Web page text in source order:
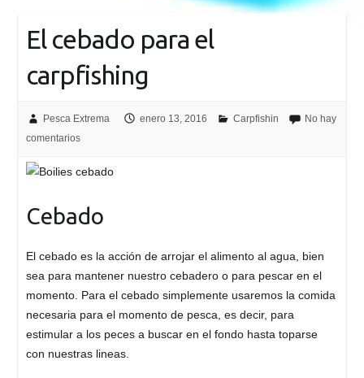
El cebado para el
carpfishing
Pesca Extrema enero 13, 2016 Carpfishin
No hay
comentarios
Cebado
El cebado es la acción de arrojar el alimento al agua, bien
sea para mantener nuestro cebadero o para pescar en el
momento. Para el cebado simplemente usaremos la comida
necesaria para el momento de pesca, es decir, para
estimular a los peces a buscar en el fondo hasta toparse
con nuestras lineas.